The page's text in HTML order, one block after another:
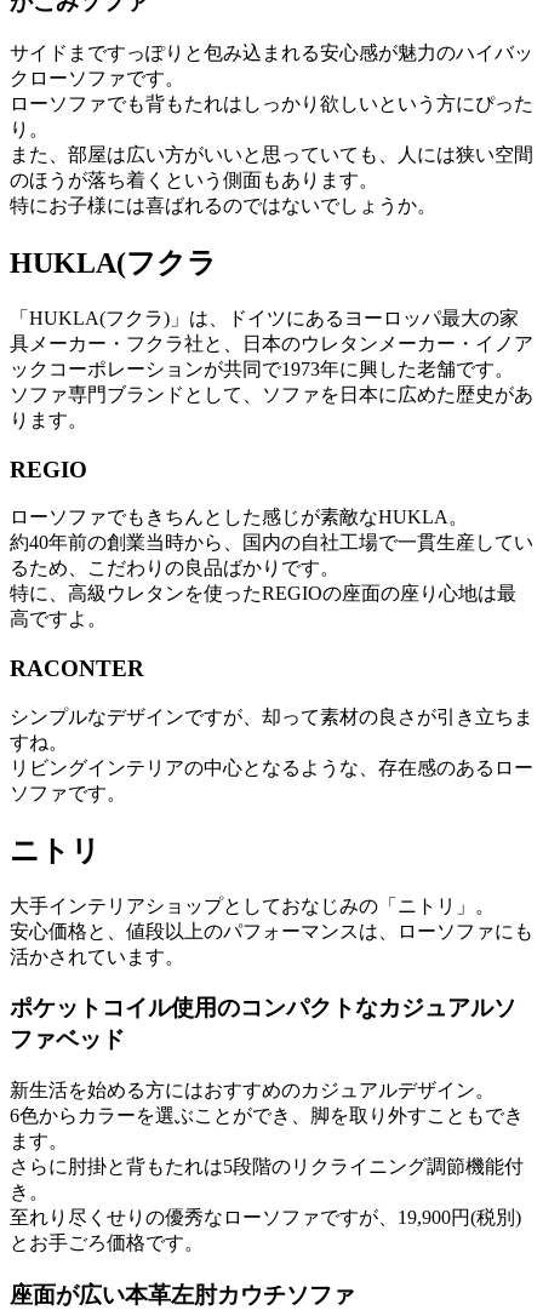
サイドまですっぽりと包み込まれる安心感が魅力のハイバッ
クローソファです。
ローソファでも背もたれはしっかり欲しいという方にぴった
り。
また、部屋は広い方がいいと思っていても、人には狭い空間
のほうが落ち着くという側面もあります。
特にお子様には喜ばれるのではないでしょうか。
HUKLA(フクラ
「HUKLA(フクラ)」は、ドイツにあるヨーロッパ最大の家
具メーカー・フクラ社と、日本のウレタンメーカー・イノア
ックコーポレーションが共同で1973年に興した老舗です。
ソファ専門ブランドとして、ソファを日本に広めた歴史があ
ります。
REGIO
ローソファでもきちんとした感じが素敵なHUKLA。
約40年前の創業当時から、国内の自社工場で一貫生産してい
るため、こだわりの良品ばかりです。
特に、高級ウレタンを使ったREGIOの座面の座り心地は最
高ですよ。
RACONTER
シンプルなデザインですが、却って素材の良さが引き立ちま
すね。
リビングインテリアの中心となるような、存在感のあるロー
ソファです。
ニトリ
大手インテリアショップとしておなじみの「ニトリ」。
安心価格と、値段以上のパフォーマンスは、ローソファにも
活かされています。
ポケットコイル使用のコンパクトなカジュアルソ
ファベッド
新生活を始める方にはおすすめのカジュアルデザイン。
6色からカラーを選ぶことができ、脚を取り外すこともでき
ます。
さらに肘掛と背もたれは5段階のリクライニング調節機能付
き。
至れり尽くせりの優秀なローソファですが、19,900円(税別)
とお手ごろ価格です。
座面が広い本革左肘カウチソファ